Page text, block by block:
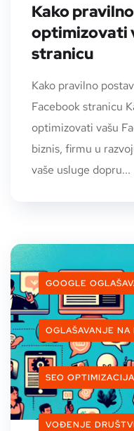
Kako
optimizovati
stranicu
Kako pravilno
Facebook stranicu
optimizovati vašu
biznis, firmu u
vaše usluge dopru...
GOOGLE
OGLAŠAVANJE NA
SEO
VOĐENJE